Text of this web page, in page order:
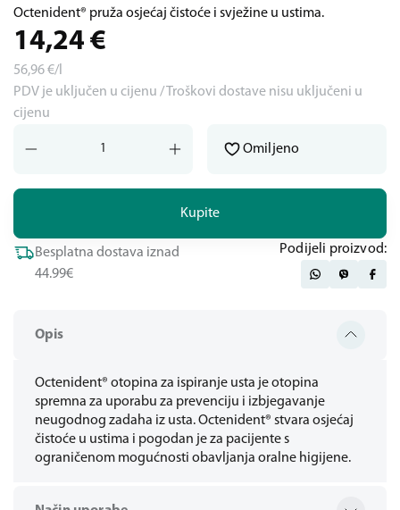
Opis
Octenident® otopina za ispiranje usta je otopina
spremna za uporabu za prevenciju i izbjegavanje
neugodnog zadaha iz usta. Octenident® stvara osjećaj
čistoće u ustima i pogodan je za pacijente s
ograničenom mogućnosti obavljanja oralne higijene.
Octenident® pruža osjećaj čistoće i svježine u ustima.
14,24 €
56,96€/l
PDV je uključen u cijenu / Troškovi dostave nisu uključeni u
cijenu
Kupite
Omiljeno
Besplatna dostava iznad
44.99€
Podijeli proizvod: